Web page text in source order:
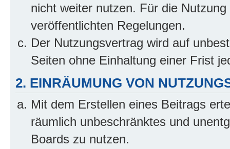
nicht weiter nutzen. Für die
veröffentlichten Regelungen.
Der Nutzungsvertrag wird auf
Seiten ohne Einhaltung einer Frist
2. EINRÄUMUNG VON
Mit dem Erstellen eines Beitrags
räumlich unbeschränktes und
Boards zu nutzen.